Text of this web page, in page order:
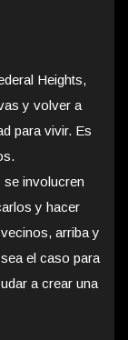
Heights,
y volver a
para vivir. Es
se involucren
y hacer
arriba y
el caso para
a crear una